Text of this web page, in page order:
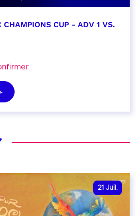
CHAMPIONS CUP - ADV 1 VS.
21 Juil.